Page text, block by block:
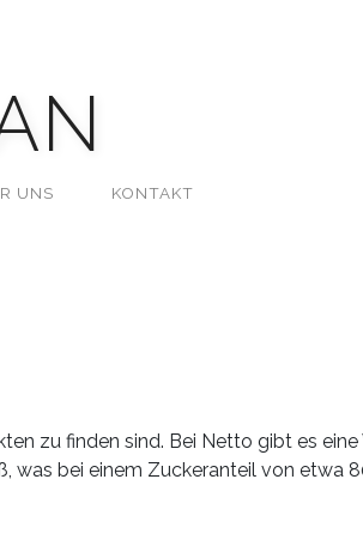
UNS KONTAKT
zu finden sind. Bei Netto gibt es eine
was bei einem Zuckeranteil von etwa